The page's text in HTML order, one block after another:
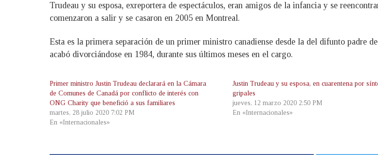
Trudeau y su esposa, exreportera de espectáculos, eran amigos de la infancia y se
comenzaron a salir y se casaron en 2005 en Montreal.
Esta es la primera separación de un primer ministro canadiense desde la del difunto padre
acabó divorciándose en 1984, durante sus últimos meses en el cargo.
Primer ministro Justin Trudeau declarará en la Cámara
de Comunes de Canadá por conflicto de interés con
ONG Charity que benefició a sus familiares
martes, 28 julio 2020 7:02 PM
En «Internacionales»
Justin Trudeau y su esposa, en cuarentena por
gripales
jueves, 12 marzo 2020 2:50 PM
En «Internacionales»